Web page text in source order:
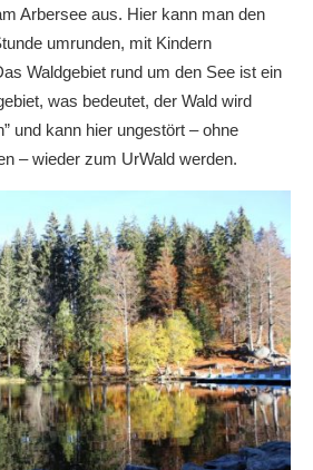
Arbersee aus. Hier kann man den
umrunden, mit Kindern
Waldgebiet rund um den See ist ein
was bedeutet, der Wald wird
und kann hier ungestört – ohne
– wieder zum UrWald werden.